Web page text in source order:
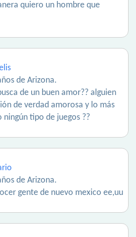
quiero un hombre que
de Arizona.
de un buen amor?? alguien
de verdad amorosa y lo más
tipo de juegos ??
de Arizona.
gente de nuevo mexico ee,uu